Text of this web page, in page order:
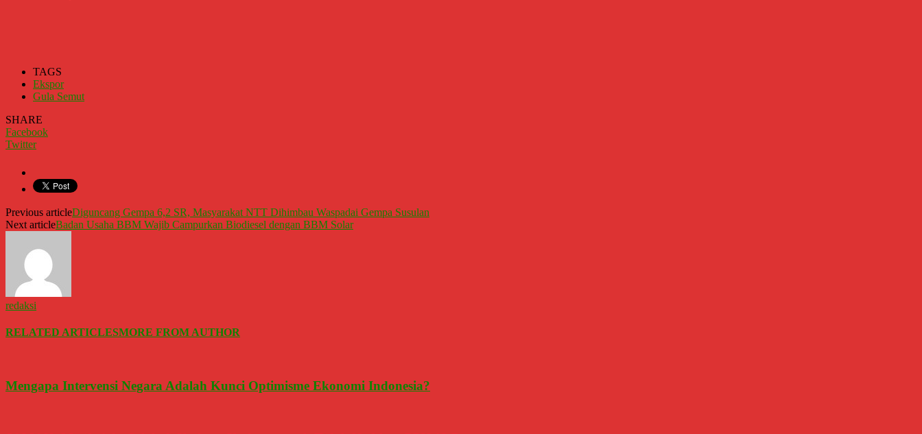
TAGS
Ekspor
Gula Semut
SHARE
Facebook
Twitter
Previous articleDiguncang Gempa 6,2 SR, Masyarakat NTT Dihimbau Waspadai Gempa Susulan
Next articleBadan Usaha BBM Wajib Campurkan Biodiesel dengan BBM Solar
redaksi
RELATED ARTICLESMORE FROM AUTHOR
Mengapa Intervensi Negara Adalah Kunci Optimisme Ekonomi Indonesia?